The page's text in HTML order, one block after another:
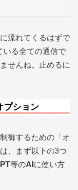
流れてくるはずで
いる全ての通信で
せんね。止めるに
プション
御するための「オ
、まず以下の3つ
等のAI に使い方